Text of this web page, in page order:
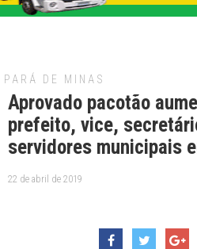
PARÁ DE MINAS
Aprovado pacotão
prefeito, vice,
servidores municipais
22 de abril de 2019